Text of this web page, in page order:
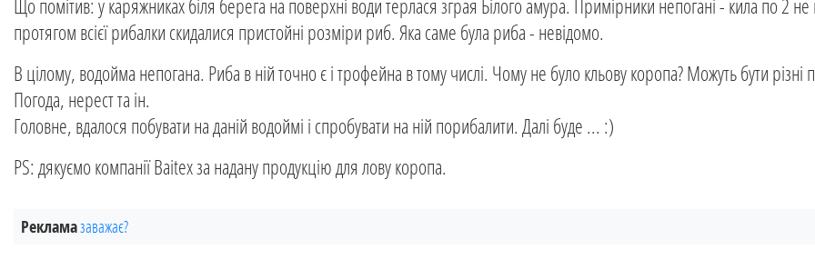
Що помітив: у каряжниках біля берега на поверхні води терлася зграя Білого амура. Примірники непогані - кила по 2
протягом всієї рибалки скидалися пристойні розміри риб. Яка саме була риба - невідомо.
В цілому, водойма непогана. Риба в ній точно є і трофейна в тому числі. Чому не було кльову коропа? Можуть бути різні
Погода, нерест та ін.
Головне, вдалося побувати на даній водоймі і спробувати на ній порибалити. Далі буде ... :)
PS: дякуємо компанії Baitex за надану продукцію для лову коропа.
Рекламазаважає?